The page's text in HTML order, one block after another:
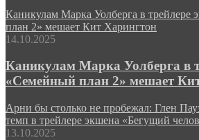
Каникулам Марка Уолберга в трейлере
план 2» мешает Кит Харингтон
14.10.2025
Каникулам Марка Уолберга в
«Семейный план 2» мешает
Арни бы столько не пробежал: Глен
темп в трейлере экшена «Бегущий
13.10.2025